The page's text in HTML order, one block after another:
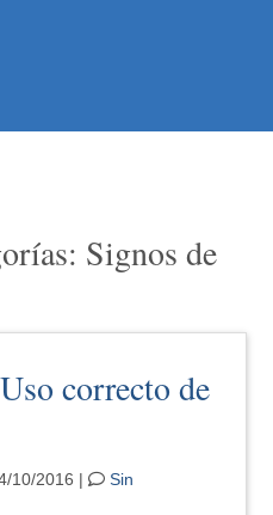
Signos de
correcto de
10/2016 |
Sin